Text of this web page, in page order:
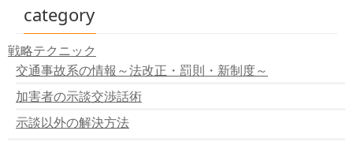
ソウル 飲酒運転増加
東北地方 交通事故死亡者減少
自転車の運転免許を発行
浦和レッズが交通安全講習
桜に短冊ー春の交通安全
春の交通安全運動が6日からスタート
自転車交通事故防止活動の講習
自治体が高齢者対策に乗り出した結果、免許返上が１０
category
戦略テクニック
交通事故系の情報～法改正・罰則・新制度～
加害者の示談交渉話術
示談以外の解決方法